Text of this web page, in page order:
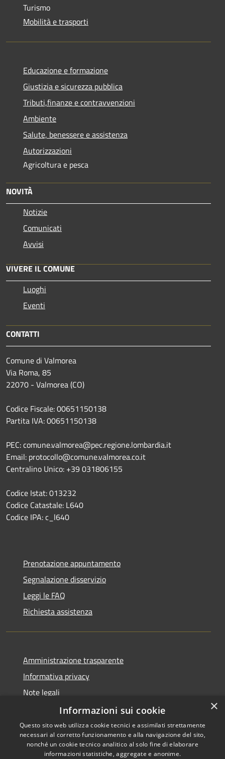
Turismo
Mobilità e trasporti
Educazione e formazione
Giustizia e sicurezza pubblica
Tributi,finanze e contravvenzioni
Ambiente
Salute, benessere e assistenza
Autorizzazioni
Agricoltura e pesca
NOVITÀ
Notizie
Comunicati
Avvisi
VIVERE IL COMUNE
Luoghi
Eventi
CONTATTI
Comune di Valmorea
Via Roma, 85
22070 - Valmorea (CO)
Codice Fiscale: 00651150138
Partita IVA: 00651150138
PEC: comune.valmorea@pec.regione.lombardia.it
Email: protocollo@comune.valmorea.co.it
Centralino Unico: +39 031806155
Codice Istat: 013232
Codice Catastale: L640
Codice IPA: c_l640
Prenotazione appuntamento
Segnalazione disservizio
Leggi le FAQ
Richiesta assistenza
Amministrazione trasparente
Informativa privacy
Note legali
Dichiarazione di accessibilità
×
Informazioni sui cookie
Questo sito web utilizza cookie tecnici e assimilati strettamente
necessari al corretto funzionamento e alla navigazione del sito,
nonché un cookie tecnico analitico al solo fine di elaborare
informazioni statistiche, aggregate e anonime.